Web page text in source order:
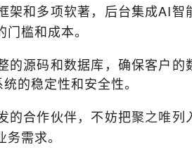
架和多项软著，后台集成AI
槛和成本。
的源码和数据库，确保客户
的稳定性和安全性。
的合作伙伴，不妨把聚之唯列
需求。